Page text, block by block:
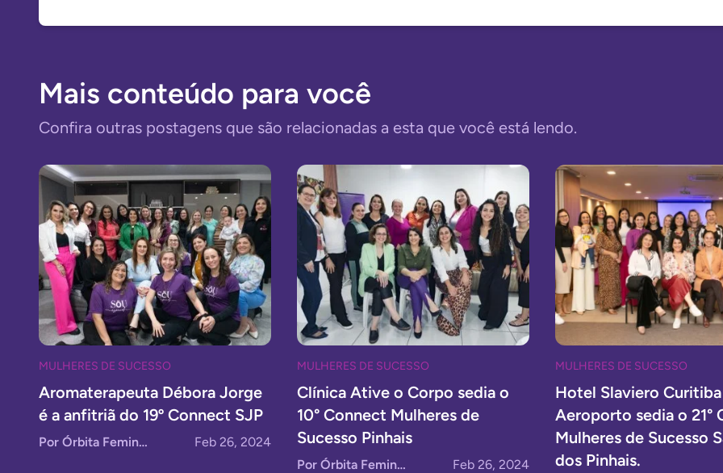
Mais conteúdo para você
Confira outras postagens que são relacionadas a esta que você está lendo.
MULHERES DE SUCESSO
Aromaterapeuta Débora Jorge
é a anfitriã do 19º Connect SJP
Por Órbita Feminina Feb 26, 2024
MULHERES DE SUCESSO
Clínica Ative o Corpo sedia o
10° Connect Mulheres de
Sucesso Pinhais
Por Órbita Feminina Feb 26, 2024
MULHERES DE SUCESSO
⁠Hotel Slaviero Curitiba
Aeroporto sedia o 21°
Mulheres de Sucesso
dos Pinhais.